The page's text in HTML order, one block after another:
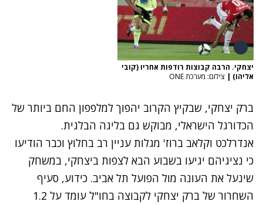
יצחקי. הרבה קבוצות רודפות אחריו (קובי
אליהו) | צילום: מערכת ONE
ברק יצחקי, שבקיץ הקרוב יהפוך למלפפון החם ביותר של
הכדורגל הישראלי, מבוקש גם בליגה הבלגית.
אנדרלכט וקלאב ברוז' מגלות עניין רב בחלוץ וכבר הודיעו
כי נציגיהם יגיעו בשבוע הבא לצפות ביצחקי, במשחק
שינעל את העונה מול הפועל תל אביב. כידוע, סעיף
השחרור של ברק יצחקי לקבוצה בחו"ל עומד על 1.2